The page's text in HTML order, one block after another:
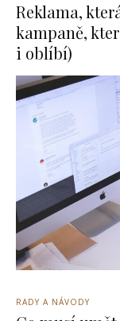
Reklama,
kampaně,
i oblíbí)
RADY A NÁVODY